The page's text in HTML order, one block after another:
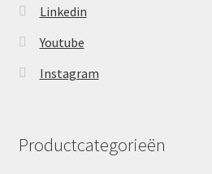
Linkedin
Youtube
Instagram
Productcategorieën